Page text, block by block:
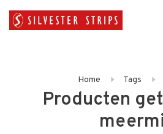
Home Tags
Producten